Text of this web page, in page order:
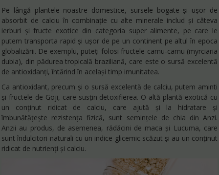
Pe lângă plantele noastre domestice, sursele bogate și ușor de
absorbit de calciu în combinație cu alte minerale includ și câteva
ierburi și fructe exotice din categoria super alimente, pe care le
putem transporta rapid și ușor de pe un continent pe altul în epoca
globalizării. De exemplu, puteți folosi fructele camu-camu (myrciaria
dubia), din pădurea tropicală braziliană, care este o sursă excelentă
de antioxidanți, întărind în același timp imunitatea.
Ca antioxidant, precum și o sursă excelentă de calciu, putem aminti
și fructele de Goji, care susțin detoxifierea. O altă plantă exotică cu
un conținut ridicat de calciu, care ajută și la hidratare și
îmbunătățește rezistența fizică, sunt semințele de chia din Anzi.
Anzii au produs, de asemenea, rădăcini de maca și Lucuma, care
sunt îndulcitori naturali cu un indice glicemic scăzut și au un conținut
ridicat de nutrienți și calciu.